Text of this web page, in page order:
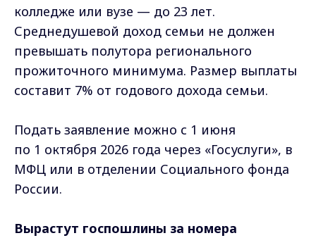
колледже или вузе — до 23 лет.
Среднедушевой доход семьи не должен
превышать полутора регионального
прожиточного минимума. Размер выплаты
составит 7% от годового дохода семьи.
Подать заявление можно с 1 июня
по 1 октября 2026 года через «Госуслуги», в
МФЦ или в отделении Социального фонда
России.
Вырастут госпошлины за номера